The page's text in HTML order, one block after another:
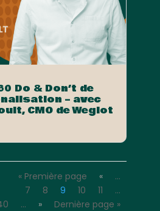
Do & Don’t de
– avec
CMO de Weglot
« Première page «
…
7
8 9 10 11
…
… » Dernière page »